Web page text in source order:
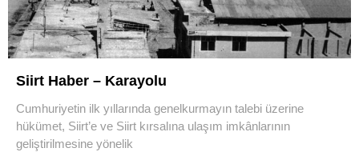
GÜNDEM
NÖBETÇI ECZANELER
Siirt Haber – Karayolu
Cumhuriyetin ilk yıllarında genelkurmayın talebi üzerine
hükümet, Siirt’e ve Siirt kırsalına ulaşım imkânlarının
geliştirilmesine yönelik